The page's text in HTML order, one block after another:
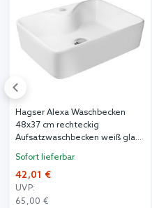
Hagser Alexa Waschbecken
48x37 cm rechteckig
Aufsatzwaschbecken weiß glanz
Sofort lieferbar
42,01 €
UVP:
65,00 €